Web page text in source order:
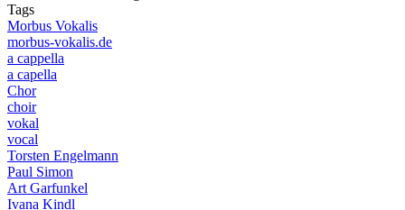
Tags
Morbus Vokalis
morbus-vokalis.de
a cappella
a capella
Chor
choir
vokal
vocal
Torsten Engelmann
Paul Simon
Art Garfunkel
Ivana Kindl